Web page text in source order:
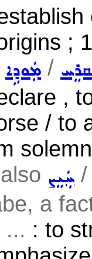
;
ܡܲܘܕܹܐ /
,
/ to
ܚܲܝܸܨ /
a
... : to